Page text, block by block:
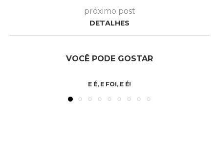
próximo post
DETALHES
VOCÊ PODE GOSTAR
E É, E FOI, E É!